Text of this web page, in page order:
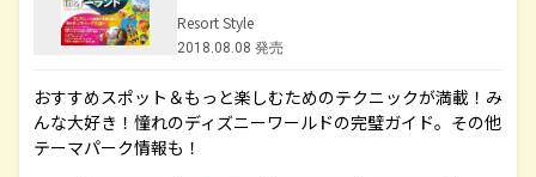
Resort Style
2018.08.08 発売
おすすめスポット＆もっと楽しむためのテクニックが満載！み
んな大好き！憧れのディズニーワールドの完璧ガイド。その他
テーマパーク情報も！